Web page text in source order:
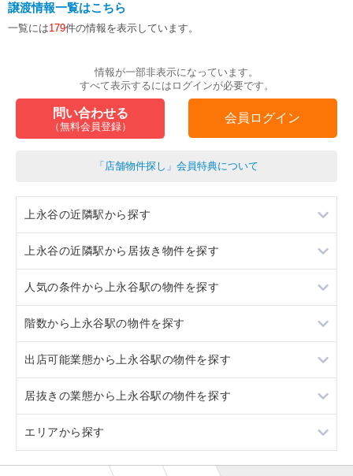
譲渡情報一覧はこちら
一覧には179件の情報を表示しています。
情報が一部非表示になっています。
すべて表示するにはログインが必要です。
問い合わせる
（無料会員登録）
会員ログイン
「店舗物件探し」会員特典について
上永谷の近隣駅から探す
上大岡
上永谷の近隣駅から居抜き物件を探す
上大岡
人気の条件から上永谷駅の物件を探す
居抜き
スケルトン
階数から上永谷駅の物件を探す
1階
2階
3階以上
出店可能業態から上永谷駅の物件を探す
重飲食
軽飲食
バー・クラブ
居抜きの業態から上永谷駅の物件を探す
イタリア料理
エリアから探す
東京23区